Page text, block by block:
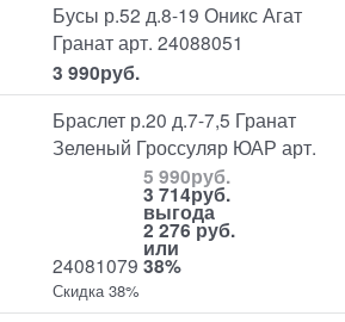
Бусы р.52 д.8-19 Оникс Агат
Гранат арт. 24088051
3 990руб.
Браслет р.20 д.7-7,5 Гранат
Зеленый Гроссуляр ЮАР арт.
24081079
5 990руб.
3 714руб.
выгода
2 276 руб.
или
38%
Скидка 38%